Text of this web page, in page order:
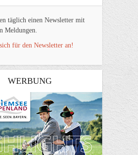
täglich einen Newsletter mit
Meldungen.
für den Newsletter an!
WERBUNG